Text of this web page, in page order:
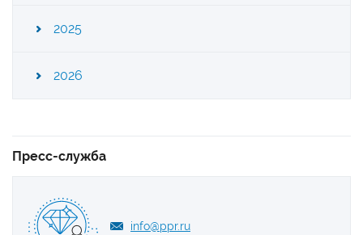
2025
2026
Пресс-служба
info@ppr.ru